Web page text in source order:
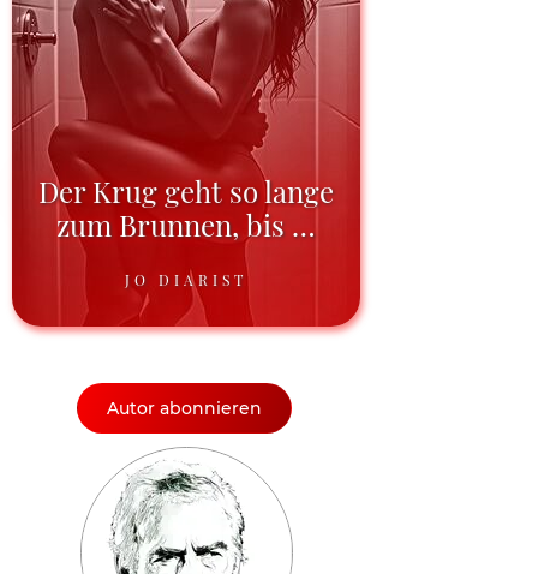
Der Krug geht so lange
zum Brunnen, bis …
JO DIARIST
Autor abonnieren